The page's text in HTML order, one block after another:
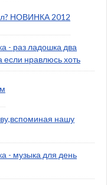
НОВИНКА 2012
- раз ладошка два
если нравлюсь хоть
нашу
- музыка для день